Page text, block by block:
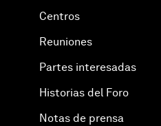
Centros
Reuniones
Partes interesadas
Historias del Foro
Notas de prensa